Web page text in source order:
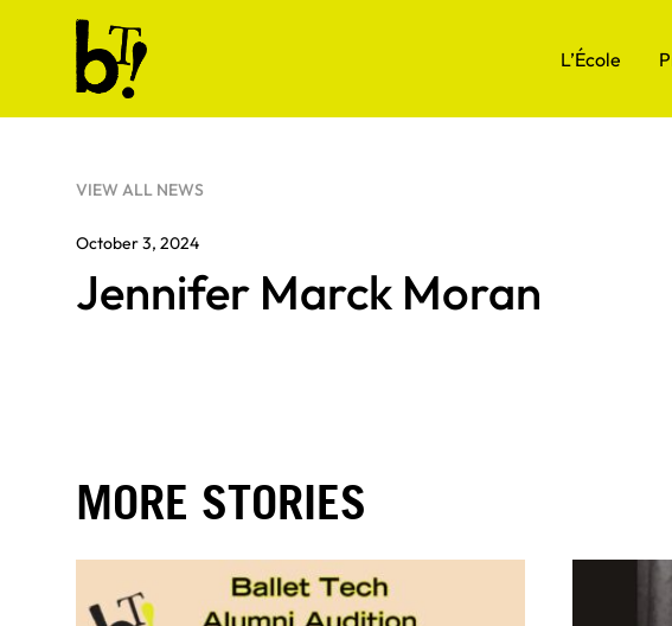
Skip to content
Ballet Tech
L’École
VIEW ALL NEWS
October 3, 2024
Jennifer Marck Moran
MORE STORIES